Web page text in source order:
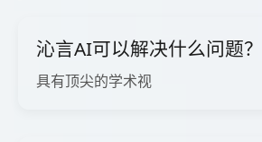
沁言AI可以解决什么问题？
具有顶尖的学术视